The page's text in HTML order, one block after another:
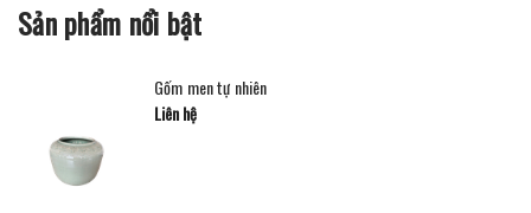
Sản phẩm nổi bật
Gốm men tự nhiên
Liên hệ